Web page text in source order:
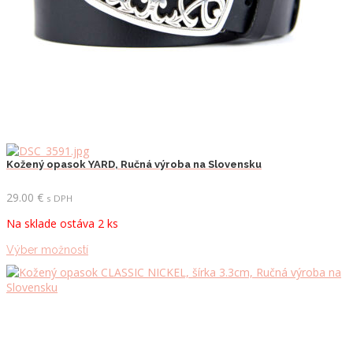
Kožený opasok YARD, Ručná výroba na Slovensku
29.00 € s DPH
Na sklade ostáva 2 ks
Výber možnostíTento
má